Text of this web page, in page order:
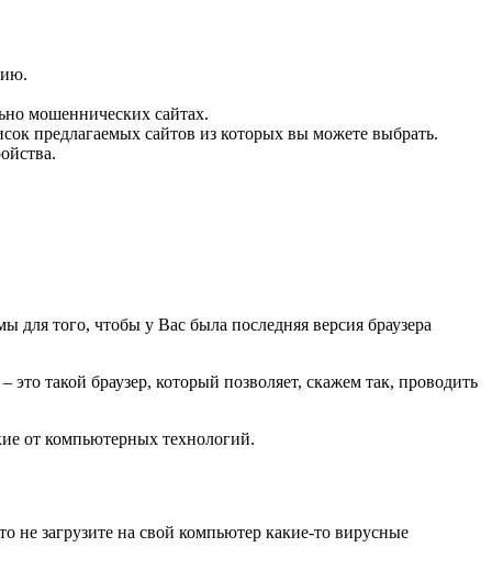
мошеннических сайтах.
предлагаемых сайтов из которых вы можете выбрать.
того, чтобы у Вас была последняя версия браузера
такой браузер, который позволяет, скажем так, проводить
от компьютерных технологий.
загрузите на свой компьютер какие-то вирусные